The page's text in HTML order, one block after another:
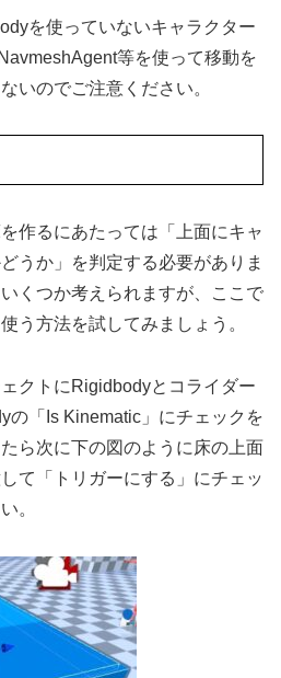
を使っていないキャラクター
等を使って移動を
いのでご注意ください。
作るにあたっては「上面にキャ
うか」を判定する必要がありま
くつか考えられますが、ここで
う方法を試してみましょう。
クトにRigidbodyとコライダー
の「Is Kinematic」にチェックを
ら次に下の図のように床の上面
て「トリガーにする」にチェッ
。